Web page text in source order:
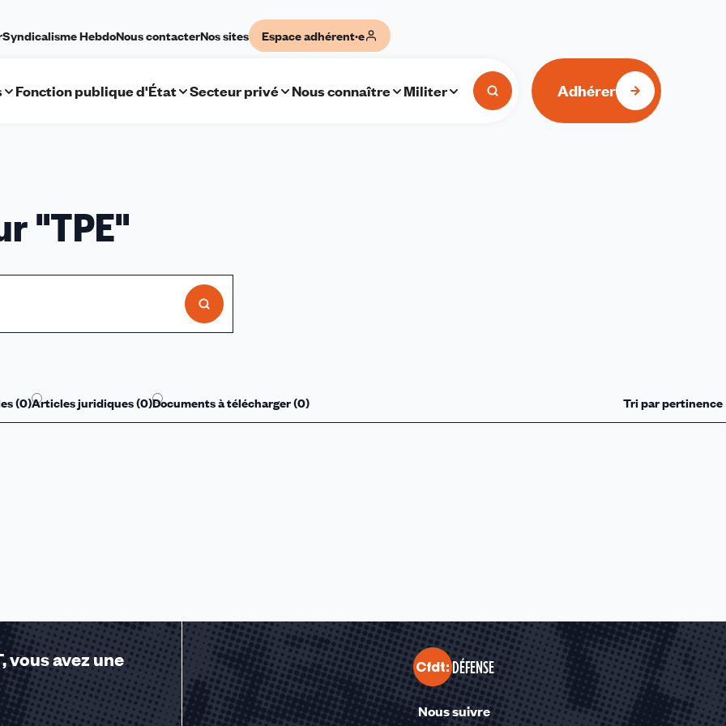
des cookies
Syndicalisme HebdoNous contacterNos sites Espace adhérent·e
Fonction publique d'État Secteur privé Nous connaître Militer Adhérer
"TPE"
(0)Articles juridiques (0)Documents à télécharger (0)
vous avez une
DÉFENSE
Nous suivre